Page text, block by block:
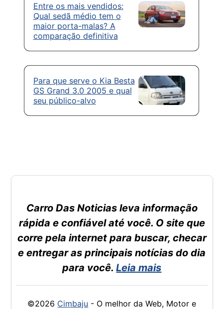
Entre os mais vendidos:
Qual sedã médio tem o
maior porta-malas? A
comparação definitiva
Para que serve o Kia Besta
GS Grand 3.0 2005 e qual
seu público-alvo
Carro Das Noticias leva informação
rápida e confiável até você. O site que
corre pela internet para buscar, checar
e entregar as principais notícias do dia
para você.Leia mais
©2026 Cimbaju - O melhor da Web, Motor e